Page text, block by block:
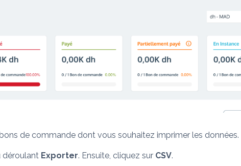
de commande dont vous souhaitez imprimer les données.
déroulant Exporter. Ensuite, cliquez sur CSV.